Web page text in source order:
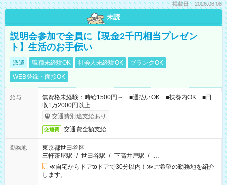
掲載日：2026.08.08
未読
説明会参加で全員に【現金2千円相当プレゼン
ト】生活のお手伝い
派遣 職種未経験OK 社会人未経験OK
ブランクOK
WEB登録・面接OK
給与
無資格未経験：時給1500円～ ■週払いOK ■扶養内OK ■日
収1万2000円以上
交通費別途支給あり
交通費 交通費全額支給
勤務地
東京都世田谷区
三軒茶屋駅 / 世田谷駅 / 下高井戸駅 / …
≪自宅からドアtoドアで30分以内！≫ご希望の勤務地を紹介
します。